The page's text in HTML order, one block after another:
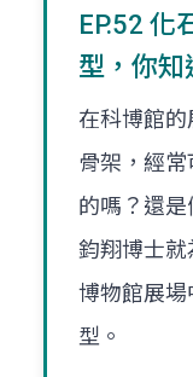
EP.52 化
型，你知
在科博館
骨架，經
的嗎？還
鈞翔博士
博物館展
型。